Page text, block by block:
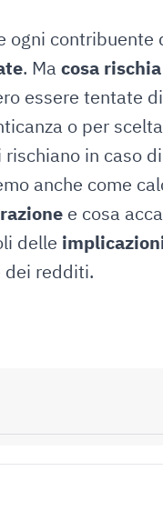
ogni contribuente
. Ma cosa
essere tentate
o per
in caso
anche come
e cosa
delle
dei redditi.